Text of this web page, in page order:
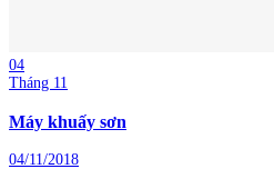
04
Tháng 11
Máy khuấy sơn
04/11/2018